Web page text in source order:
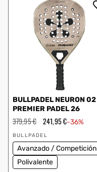
BULLPADEL NEURON 02
PREMIER PADEL 26
Precio
habitual
379,95 € Precio
oferta
241,95 €-36%
Proveedor:
BULLPADEL
Avanzado / Competición
Polivalente